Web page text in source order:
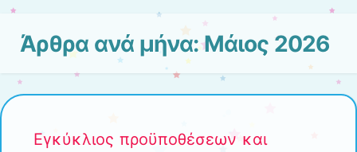
Άρθρα ανά μήνα:Μάιος 2026
Εγκύκλιος προϋποθέσεων και